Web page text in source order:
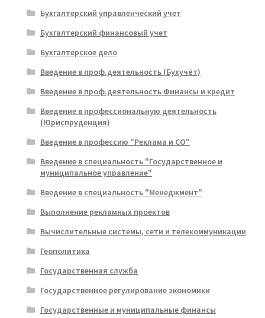
Бухгалтерский управленческий учет
Бухгалтерский финансовый учет
Бухгалтерское дело
Введение в проф.деятельность (Бухучёт)
Введение в проф.деятельность Финансы и кредит
Введение в профессиональную деятельность
(Юриспруденция)
Введение в профессию "Реклама и СО"
Введение в специальность "Государственное и
муниципальное управление"
Введение в специальность "Менеджмент"
Выполнение рекламных проектов
Вычислительные системы, сети и телекоммуникации
Геополитика
Государственная служба
Государственное регулирование экономики
Государственные и муниципальные финансы